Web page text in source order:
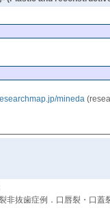
mineda
非抜歯症例．口唇裂・口蓋